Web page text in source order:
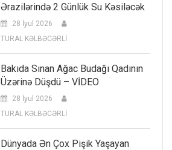
Ərazilərində 2 Günlük Su Kəsiləcək
28 İyul 2026
TURAL KƏLBƏCƏRLİ
Bakıda Sınan Ağac Budağı Qadının
Üzərinə Düşdü – VİDEO
28 İyul 2026
TURAL KƏLBƏCƏRLİ
Dünyada Ən Çox Pişik Yaşayan